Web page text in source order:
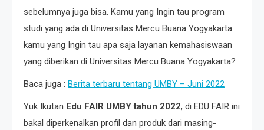
sebelumnya juga bisa. Kamu yang Ingin tau program
studi yang ada di Universitas Mercu Buana Yogyakarta.
kamu yang Ingin tau apa saja layanan kemahasiswaan
yang diberikan di Universitas Mercu Buana Yogyakarta?
Baca juga : Berita terbaru tentang UMBY – Juni 2022
Yuk Ikutan Edu FAIR UMBY tahun 2022, di EDU FAIR ini
bakal diperkenalkan profil dan produk dari masing-